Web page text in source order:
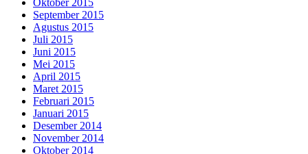
Oktober 2015
September 2015
Agustus 2015
Juli 2015
Juni 2015
Mei 2015
April 2015
Maret 2015
Februari 2015
Januari 2015
Desember 2014
November 2014
Oktober 2014